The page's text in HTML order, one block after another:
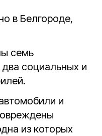
в Белгороде,
семь
социальных и
и
из которых